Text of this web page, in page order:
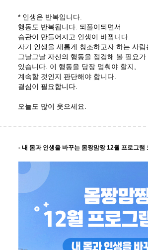
* 인생은 반복입니다.
행동도 반복됩니다. 되풀이되면서
습관이 만들어지고 인생이 바뀝니다.
자기 인생을 새롭게 창조하고자 하는 사람
그날그날 자신의 행동을 점검해 볼 필요가
있습니다. 이 행동을 당장 멈춰야 할지,
계속할 것인지 판단해야 합니다.
결심이 필요합니다.
오늘도 많이 웃으세요.
- 내 몸과 인생을 바꾸는 몸짱맘짱 12월 프로그램